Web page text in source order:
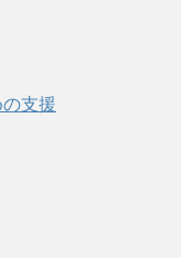
支援